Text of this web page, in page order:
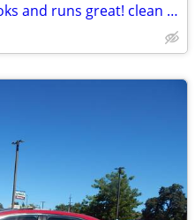
2005 Acura TSX low miles looks and runs great! clean title MUST SEE!